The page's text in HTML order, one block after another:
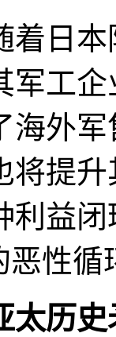
日本
军工
海外
将提
利益
恶性循
太历史